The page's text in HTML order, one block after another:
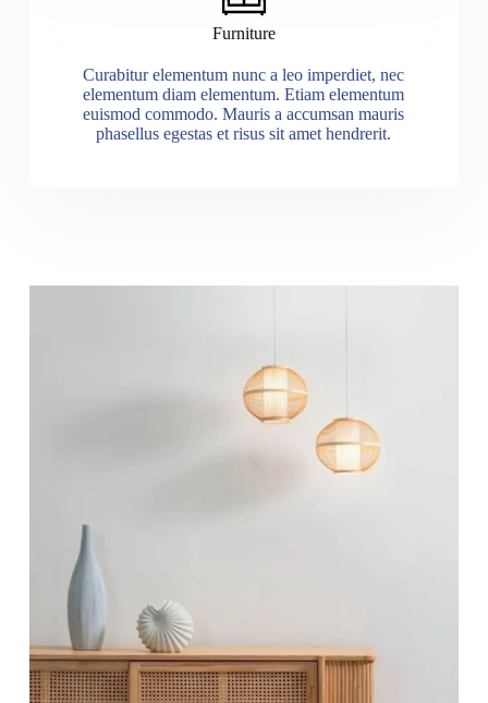
Furniture
Curabitur elementum nunc a leo imperdiet, nec
elementum diam elementum. Etiam elementum
euismod commodo. Mauris a accumsan mauris
phasellus egestas et risus sit amet hendrerit.